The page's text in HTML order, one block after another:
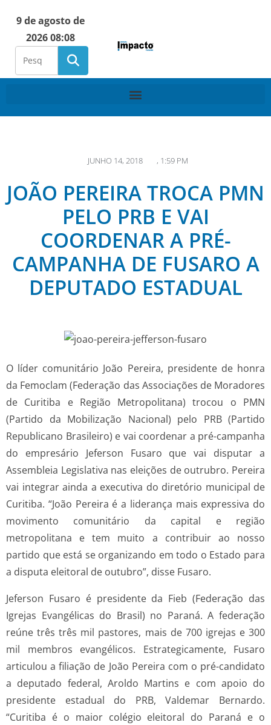
9 de agosto de
2026 08:08
JUNHO 14, 2018 , 1:59 PM
JOÃO PEREIRA TROCA PMN
PELO PRB E VAI
COORDENAR A PRÉ-
CAMPANHA DE FUSARO A
DEPUTADO ESTADUAL
O líder comunitário João Pereira, presidente de honra
da Femoclam (Federação das Associações de Moradores
de Curitiba e Região Metropolitana) trocou o PMN
(Partido da Mobilização Nacional) pelo PRB (Partido
Republicano Brasileiro) e vai coordenar a pré-campanha
do empresário Jeferson Fusaro que vai disputar a
Assembleia Legislativa nas eleições de outrubro. Pereira
vai integrar ainda a executiva do diretório municipal de
Curitiba. “João Pereira é a liderança mais expressiva do
movimento comunitário da capital e região
metropolitana e tem muito a contribuir ao nosso
partido que está se organizando em todo o Estado para
a disputa eleitoral de outubro”, disse Fusaro.
Jeferson Fusaro é presidente da Fieb (Federação das
Igrejas Evangélicas do Brasil) no Paraná. A federação
reúne três três mil pastores, mais de 700 igrejas e 300
mil membros evangélicos. Estrategicamente, Fusaro
articulou a filiação de João Pereira com o pré-candidato
a deputado federal, Aroldo Martins e com apoio do
presidente estadual do PRB, Valdemar Bernardo.
“Curitiba é o maior colégio eleitoral do Paraná e o